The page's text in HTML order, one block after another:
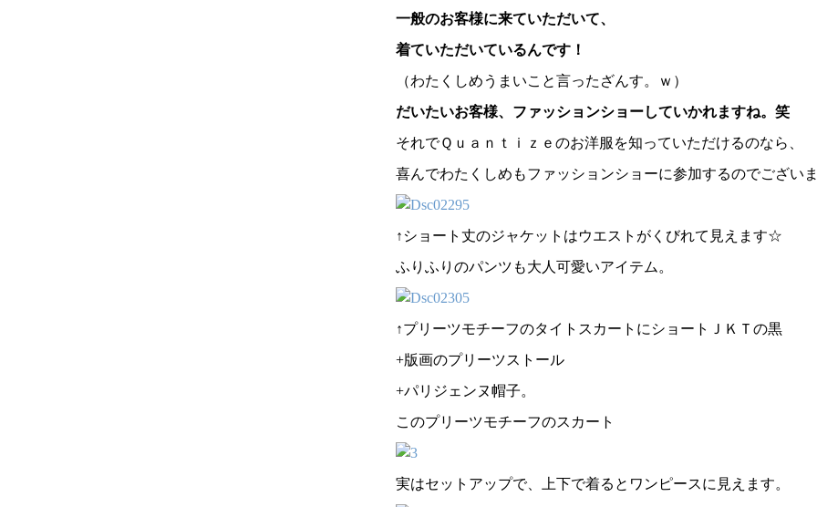
一般のお客様に来ていただいて、
着ていただいているんです！
（わたくしめうまいこと言ったざんす。ｗ）
だいたいお客様、ファッションショーしていかれますね。笑
それでＱｕａｎｔｉｚｅのお洋服を知っていただけるのなら、
喜んでわたくしめもファッションショーに参加するのでござい
↑ショート丈のジャケットはウエストがくびれて見えます☆
ふりふりのパンツも大人可愛いアイテム。
↑プリーツモチーフのタイトスカートにショートＪＫＴの黒
+版画のプリーツストール
+パリジェンヌ帽子。
このプリーツモチーフのスカート
実はセットアップで、上下で着るとワンピースに見えます。